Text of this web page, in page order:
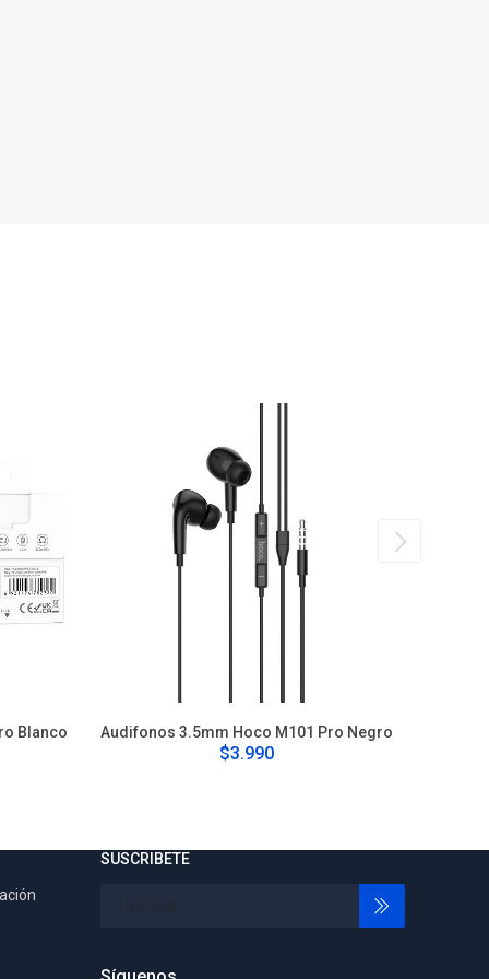
Blanco Audifonos 3.5mm Hoco M101 Pro Negro
$3.990
SUSCRIBETE